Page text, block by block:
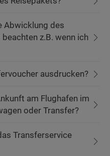
Abwicklung des
z.B. wenn ich
ausdrucken?
am Flughafen im
oder Transfer?
Transferservice